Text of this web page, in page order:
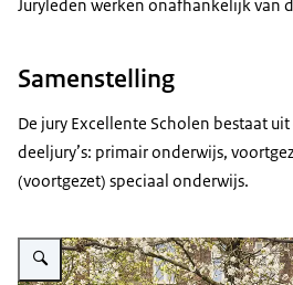
Juryleden werken onafhankelijk van
Samenstelling
De jury Excellente Scholen bestaat
deeljury’s: primair onderwijs,
(voortgezet) speciaal onderwijs.
Vergroot afbeelding Jury Excellente